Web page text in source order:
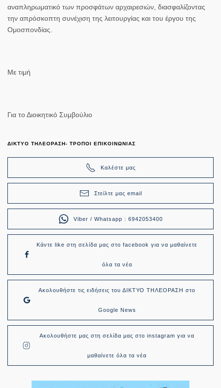
αναπληρωματικό των προσφάτων αρχαιρεσιών, διασφαλίζοντας
την απρόσκοπτη συνέχιση της λειτουργίας και του έργου της
Ομοσπονδίας.
Με τιμή
Για το Διοικητικό Συμβούλιο
ΔΙΚΤΥΟ ΤΗΛΕΟΡΑΣΗ- ΤΡΟΠΟΙ ΕΠΙΚΟΙΝΩΝΙΑΣ
Καλέστε μας
Στείλτε μας email
Viber / Whatsapp : 6942053400
Κάντε like στη σελίδα μας στο facebook για να μαθαίνετε
όλα τα νέα
Ακολουθήστε τις ειδήσεις του ΔΙΚΤΥΟ ΤΗΛΕΟΡΑΣΗ στο
Google News
Ακολουθήστε μας στη σελίδα μας στο instagram για να
μαθαίνετε όλα τα νέα